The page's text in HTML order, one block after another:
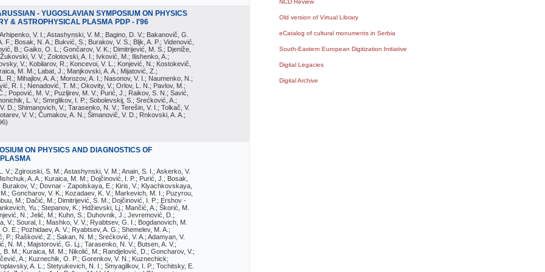
- YUGOSLAVIAN SYMPOSIUM ON PHYSICS
& ASTROPHYSICAL PLASMA PDP - I'96
V. I.; Astashynski, V. M.; Bagino, D. V.; Bakanovič, G.
F.; Bosak, N. A.; Bukvić, S.; Burakov, V. S.; Bljk, A. P.; Videnović,
B.; Gaiko, O. L.; Gončarov, V. K.; Dimitrijević, M. S.; Djeniže,
V. V.; Zolotovski, A. I.; Ivković, M.; Ilishenko, A.;
V.; Kobilarov, R.; Koncevoi, V. L.; Konjević, N.; Kostokevič,
M. M.; Labat, J.; Manjkovski, A. A.; Mijatović, Z.;
R.; Mihajlov, A. A.; Morozov, A. I.; Nasonov, V. I.; Naumenko, N.;
R. I.; Nenadović, T. M.; Okovity, V.; Orlov, L. N.; Pavlov, M.;
Popović, M. V.; Puzljirev, M. V.; Purić, J.; Raikov, S. N.; Savić,
L. V.; Smrglikov, I. P.; Sobolevskij, S.; Srećković, A.;
D.; Shimanovich, V.; Tarasenko, N. V.; Terešin, V. I.; Tolkač, V.
V. V.; Čumakov, A. N.; Šimanovič, V. D.; Rnkovski, A. A.;
)
ON PHYSICS AND DIAGNOSTICS OF
V.; Zgirouski, S. M.; Astashynski, V. M.; Anain, S. I.; Askerko, V.
A. A.; Kuraica, M. M.; Dojčinović, I. P.; Purić, J.; Bosak,
V.; Dovnar - Zapolskaya, E.; Kiris, V.; Klyachkovskaya,
Goncharov, V. K.; Kozadaev, K. V.; Markevich, M. I.; Puzyrou,
M.; Dačić, M.; Dimitrijević, S. M.; Dojčinović, I. P.; Ershov -
Yu.; Stepanov, K.; Hdžievski, Lj.; Mančić, A.; Škorić, M.
N.; Jelić, M.; Kuhn, S.; Duhovnik, J.; Jevremović, D.;
V.; Soural, I.; Mashko, V. V.; Ryabtsev, G. I.; Bogdanovich, M.
E.; Pozhidaev, A. V.; Ryabtsev, A. G.; Shemelev, M. A.;
P.; Rašković, Z.; Sakan, N. M.; Srećković, V. A.; Adamyan, V.
N. M.; Majstorović, G. Lj.; Tarasenko, N. V.; Butsen, A. V.;
M.; Kuraica, M. M.; Nikolić, M.; Randjelović, D.; Goncharov, V.;
A.; Kuznechik, O. P.; Gorenkov, V. N.; Kuznechick;
A. L.; Stetyukevich, N. I.; Smyagilkov, I. P.; Tochitsky, E.
NCD Review
Old version of Virtual Library
eCatalog of cultural monuments in Serbia
South-Eastern European Digitization Initiative
Digital Legacies
Digital Archive